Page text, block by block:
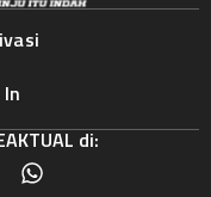
di: